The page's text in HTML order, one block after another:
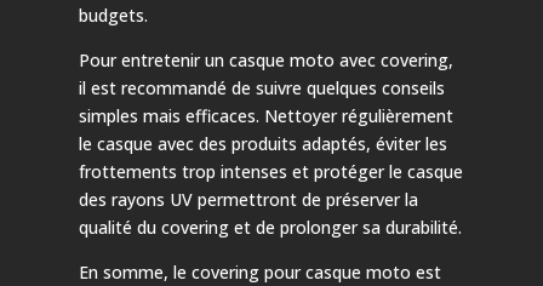
budgets.
Pour entretenir un casque moto avec covering,
il est recommandé de suivre quelques conseils
simples mais efficaces. Nettoyer régulièrement
le casque avec des produits adaptés, éviter les
frottements trop intenses et protéger le casque
des rayons UV permettront de préserver la
qualité du covering et de prolonger sa durabilité.
En somme, le covering pour casque moto est